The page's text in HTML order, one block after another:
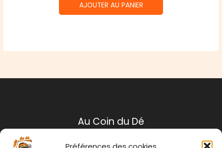
AJOUTER AU PANIER
Au Coin du Dé